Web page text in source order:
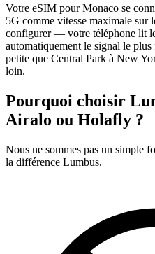
Votre eSIM pour Monaco se
5G comme vitesse maximale sur
configurer — votre téléphone lit
automatiquement le signal le
petite que Central Park à New
loin.
Pourquoi choisir
Airalo ou Holafly ?
Nous ne sommes pas un simple
la différence Lumbus.